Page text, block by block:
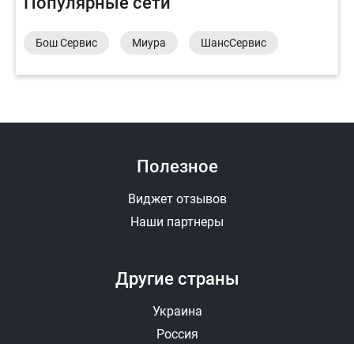
Бош Сервис Миура ШансСервис
Другие страны
Украина
Россия
Полезное
Виджет отзывов
Наши партнеры